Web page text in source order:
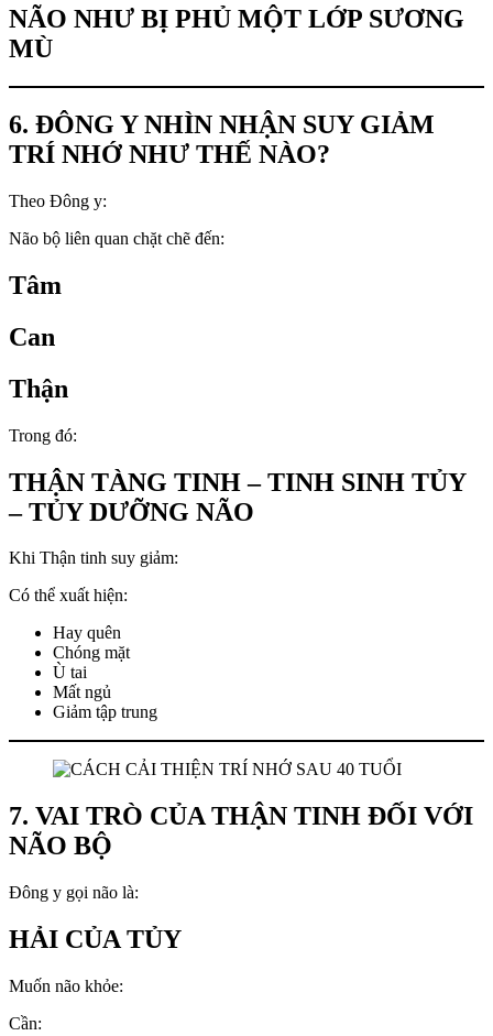
NÃO NHƯ BỊ PHỦ MỘT LỚP SƯƠNG
MÙ
6. ĐÔNG Y NHÌN NHẬN SUY GIẢM
TRÍ NHỚ NHƯ THẾ NÀO?
Theo Đông y:
Não bộ liên quan chặt chẽ đến:
Tâm
Can
Thận
Trong đó:
THẬN TÀNG TINH – TINH SINH TỦY
– TỦY DƯỠNG NÃO
Khi Thận tinh suy giảm:
Có thể xuất hiện:
Hay quên
Chóng mặt
Ù tai
Mất ngủ
Giảm tập trung
7. VAI TRÒ CỦA THẬN TINH ĐỐI VỚI
NÃO BỘ
Đông y gọi não là:
HẢI CỦA TỦY
Muốn não khỏe:
Cần: